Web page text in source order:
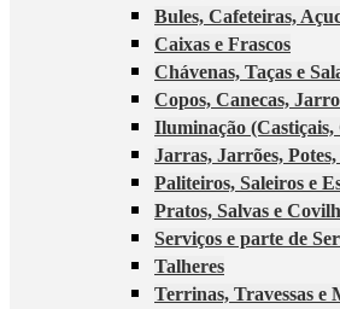
Bules, Cafeteiras,
Caixas e Frascos
Chávenas, Taças e
Copos, Canecas,
Iluminação (Castiçais,
Jarras, Jarrões,
Paliteiros, Saleiros e
Pratos, Salvas e
Serviços e parte de
Talheres
Terrinas, Travessas e